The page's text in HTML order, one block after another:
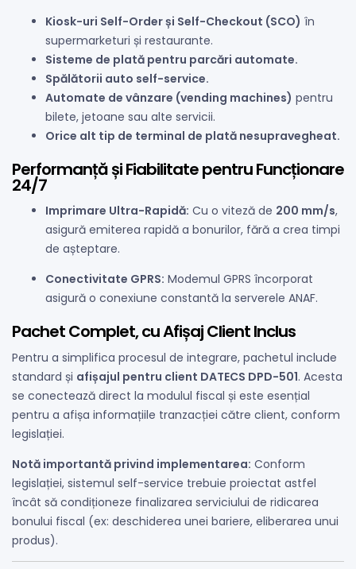
Kiosk-uri Self-Order și Self-Checkout (SCO) în
supermarketuri și restaurante.
Sisteme de plată pentru parcări automate.
Spălătorii auto self-service.
Automate de vânzare (vending machines) pentru
bilete, jetoane sau alte servicii.
Orice alt tip de terminal de plată nesupravegheat.
Performanță și Fiabilitate pentru Funcționare
24/7
Imprimare Ultra-Rapidă: Cu o viteză de 200 mm/s,
asigură emiterea rapidă a bonurilor, fără a crea timpi
de așteptare.
Conectivitate GPRS: Modemul GPRS încorporat
asigură o conexiune constantă la serverele ANAF.
Pachet Complet, cu Afișaj Client Inclus
Pentru a simplifica procesul de integrare, pachetul include
standard și afișajul pentru client DATECS DPD-501. Acesta
se conectează direct la modulul fiscal și este esențial
pentru a afișa informațiile tranzacției către client, conform
legislației.
Notă importantă privind implementarea: Conform
legislației, sistemul self-service trebuie proiectat astfel
încât să condiționeze finalizarea serviciului de ridicarea
bonului fiscal (ex: deschiderea unei bariere, eliberarea unui
produs).